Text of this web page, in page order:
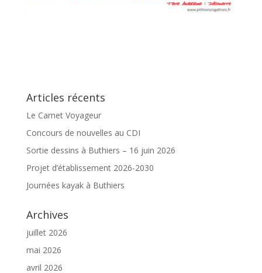
Articles récents
Le Carnet Voyageur
Concours de nouvelles au CDI
Sortie dessins à Buthiers – 16 juin 2026
Projet d’établissement 2026-2030
Journées kayak à Buthiers
Archives
juillet 2026
mai 2026
avril 2026